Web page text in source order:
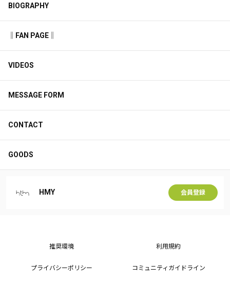
BIOGRAPHY
‖FAN PAGE‖
VIDEOS
MESSAGE FORM
CONTACT
GOODS
HMY 会員登録
推奨環境 利用規約
プライバシーポリシー コミュニティガイドライン